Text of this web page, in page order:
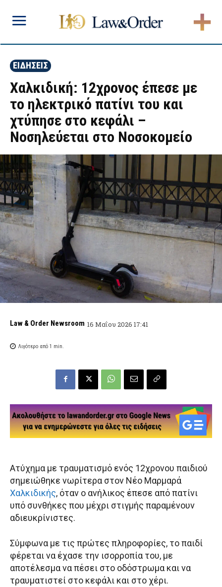
ΕΙΔΗΣΕΙΣ
Χαλκιδική: 12χρονος έπεσε με
το ηλεκτρικό πατίνι του και
χτύπησε στο κεφάλι –
Νοσηλεύεται στο Νοσοκομείο
Law & Order Newsroom 16 Μαΐου 2026 17:41
Λιγότερο από 1 min.
Ατύχημα με τραυματισμό ενός 12χρονου παιδιού
σημειώθηκε νωρίτερα στον Νέο Μαρμαρά
Χαλκιδικής, όταν ο ανήλικος έπεσε από πατίνι
υπό συνθήκες που μέχρι στιγμής παραμένουν
αδιευκρίνιστες.
Σύμφωνα με τις πρώτες πληροφορίες, το παιδί
φέρεται να έχασε την ισορροπία του, με
αποτέλεσμα να πέσει στο οδόστρωμα και να
τραυματιστεί στο κεφάλι και στο χέρι.